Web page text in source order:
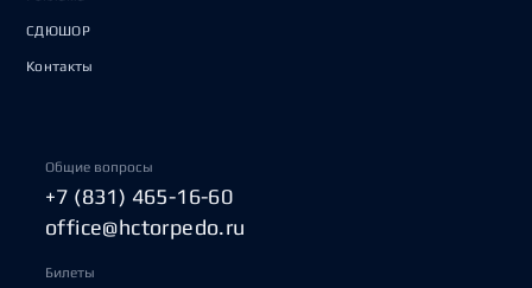
СДЮШОР
Контакты
Общие вопросы
+7 (831) 465-16-60
office@hctorpedo.ru
Билеты